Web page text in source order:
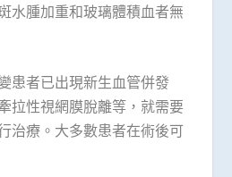
水腫加重和玻璃體積血者無
患者已出現新生血管併發
拉性視網膜脫離等，就需要
治療。大多數患者在術後可